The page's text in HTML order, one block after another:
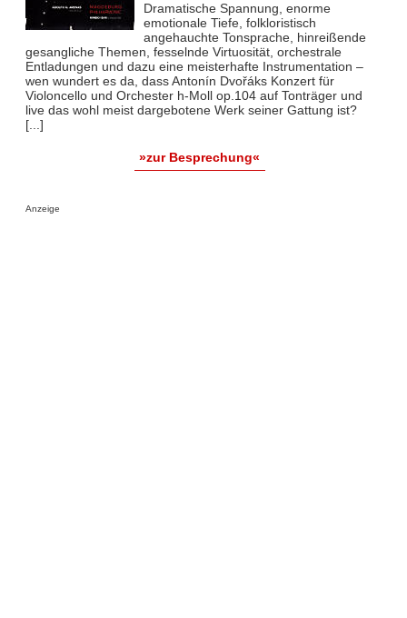
Dramatische Spannung, enorme
emotionale Tiefe, folkloristisch
angehauchte Tonsprache, hinreißende
gesangliche Themen, fesselnde Virtuosität, orchestrale
Entladungen und dazu eine meisterhafte Instrumentation –
wen wundert es da, dass Antonín Dvořáks Konzert für
Violoncello und Orchester h-Moll op.104 auf Tonträger und
live das wohl meist dargebotene Werk seiner Gattung ist?
[...]
»zur Besprechung«
Anzeige